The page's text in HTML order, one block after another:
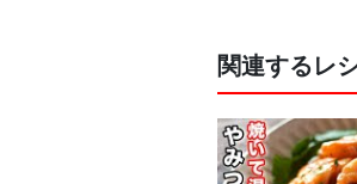
関連するレ